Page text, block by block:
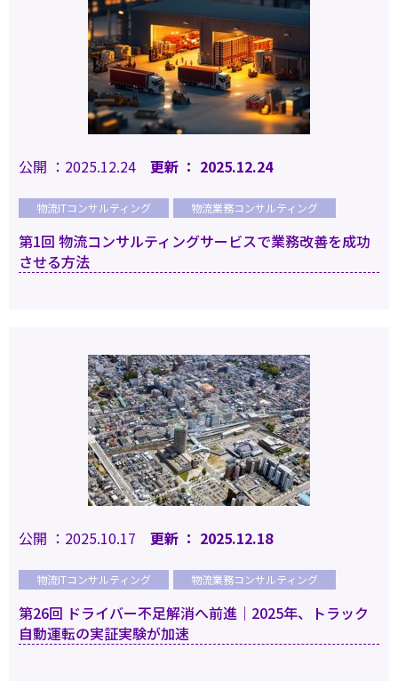
公開 ：2025.12.24 更新 ： 2025.12.24
物流ITコンサルティング 物流業務コンサルティング
第1回 物流コンサルティングサービスで業務改善を成功
させる方法
公開 ：2025.10.17 更新 ： 2025.12.18
物流ITコンサルティング 物流業務コンサルティング
第26回 ドライバー不足解消へ前進｜2025年、トラック
自動運転の実証実験が加速